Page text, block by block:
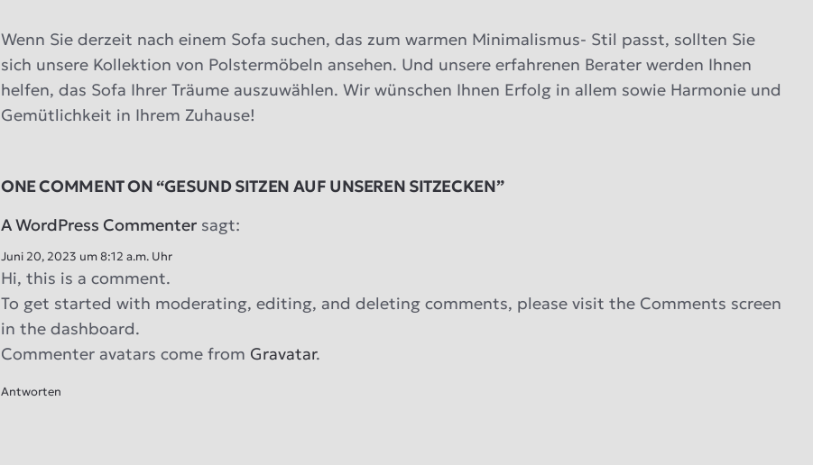
Wenn Sie derzeit nach einem Sofa suchen, das zum warmen Minimalismus- Stil passt, sollten Sie
sich unsere Kollektion von Polstermöbeln ansehen. Und unsere erfahrenen Berater werden Ihnen
helfen, das Sofa Ihrer Träume auszuwählen. Wir wünschen Ihnen Erfolg in allem sowie Harmonie und
Gemütlichkeit in Ihrem Zuhause!
ONE COMMENT ON “GESUND SITZEN AUF UNSEREN SITZECKEN”
A WordPress Commenter sagt:
Juni 20, 2023 um 8:12 a.m. Uhr
Hi, this is a comment.
To get started with moderating, editing, and deleting comments, please visit the Comments screen
in the dashboard.
Commenter avatars come from Gravatar.
Antworten